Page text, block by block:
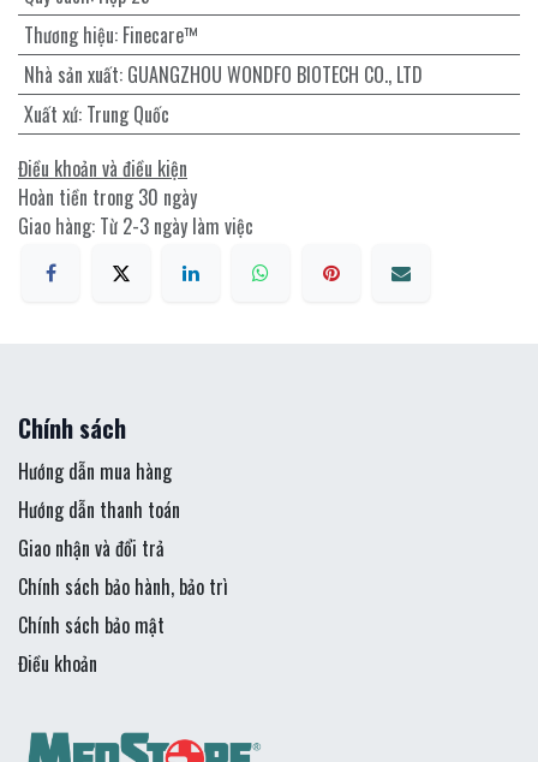
Thương hiệu: Finecare™
Nhà sản xuất: GUANGZHOU WONDFO BIOTECH CO., LTD
Xuất xứ: Trung Quốc
Điều khoản và điều kiện
Hoàn tiền trong 30 ngày
Giao hàng: Từ 2-3 ngày làm việc
Chính sách
Hướng dẫn mua hàng
Hướng dẫn thanh toán
Giao nhận và đổi trả
Chính sách bảo hành, bảo trì
Chính sách bảo mật
Điều khoản